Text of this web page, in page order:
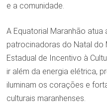
e a comunidade.
A Equatorial Maranhão
patrocinadoras do Natal do
Estadual de Incentivo à
ir além da energia elétrica,
iluminam os corações e
culturais maranhenses.